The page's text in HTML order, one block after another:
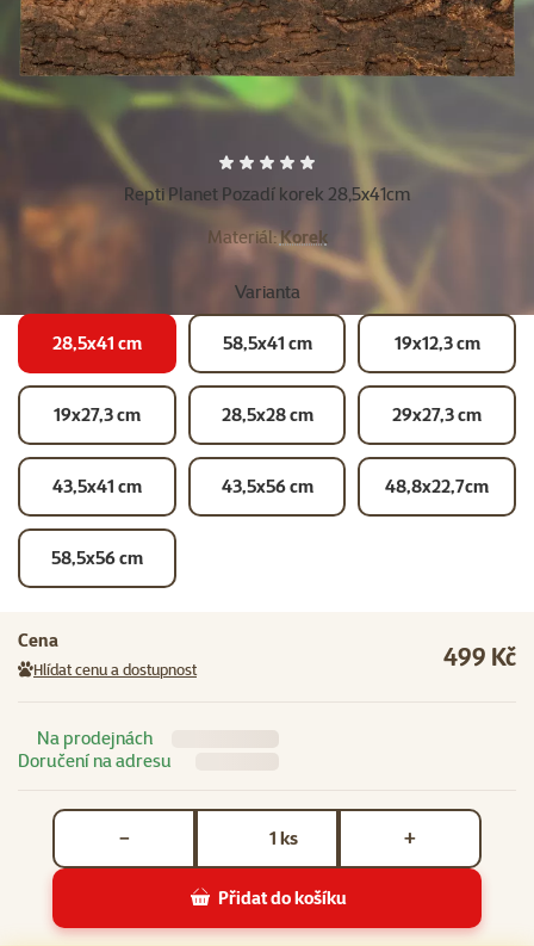
Repti Planet Pozadí korek 28,5x41cm
Hodnocení 0%
Materiál:Korek
Varianta
28,5x41 cm 58,5x41 cm 19x12,3 cm
19x27,3 cm 28,5x28 cm 29x27,3 cm
43,5x41 cm 43,5x56 cm 48,8x22,7cm
58,5x56 cm
Cena
Hlídat cenu a dostupnost 499 Kč
Na prodejnách
Doručení na adresu
ks
− +
Přidat do košíku
Další fotky